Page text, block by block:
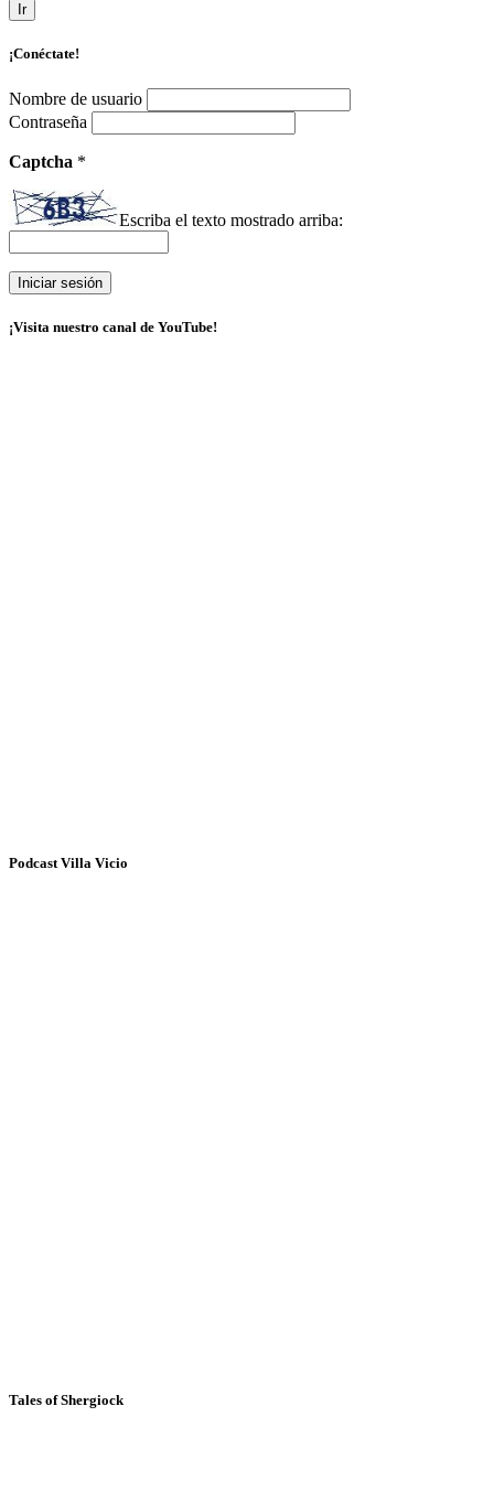
Ir
¡Conéctate!
Nombre de usuario
Contraseña
Captcha *
Escriba el texto mostrado arriba:
¡Visita nuestro canal de YouTube!
Podcast Villa Vicio
Tales of Shergiock